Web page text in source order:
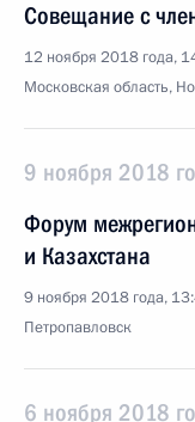
Совещание с
12 ноября 2018 года,
Московская область,
9 ноября 2018
Форум
и Казахстана
9 ноября 2018 года,
Петропавловск
6 ноября 2018